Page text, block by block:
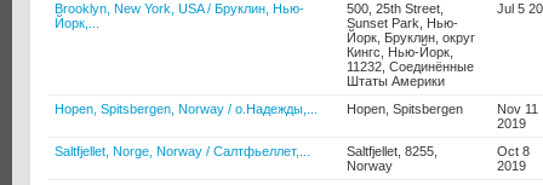
Brooklyn, New York, USA / Бруклин, Нью-
Йорк,...
500, 25th Street,
Sunset Park, Нью-
Йорк, Бруклин, округ
Кингс, Нью-Йорк,
11232, Соединённые
Штаты Америки
Jul 5
Hopen, Spitsbergen, Norway / о.Надежды,... Hopen, Spitsbergen
Nov 11
2019
Saltfjellet, Norge, Norway / Салтфьеллет,...
Saltfjellet, 8255,
Norway
Oct 8
2019